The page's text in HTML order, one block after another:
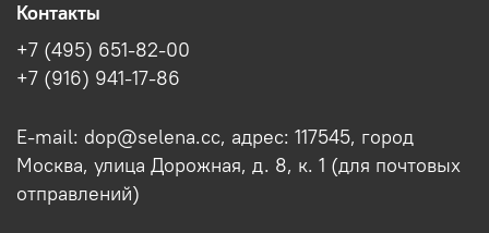
Контакты
+7 (495) 651-82-00
+7 (916) 941-17-86
E-mail: dop@selena.cc, адрес: 117545, город
Москва, улица Дорожная, д. 8, к. 1 (для почтовых
отправлений)